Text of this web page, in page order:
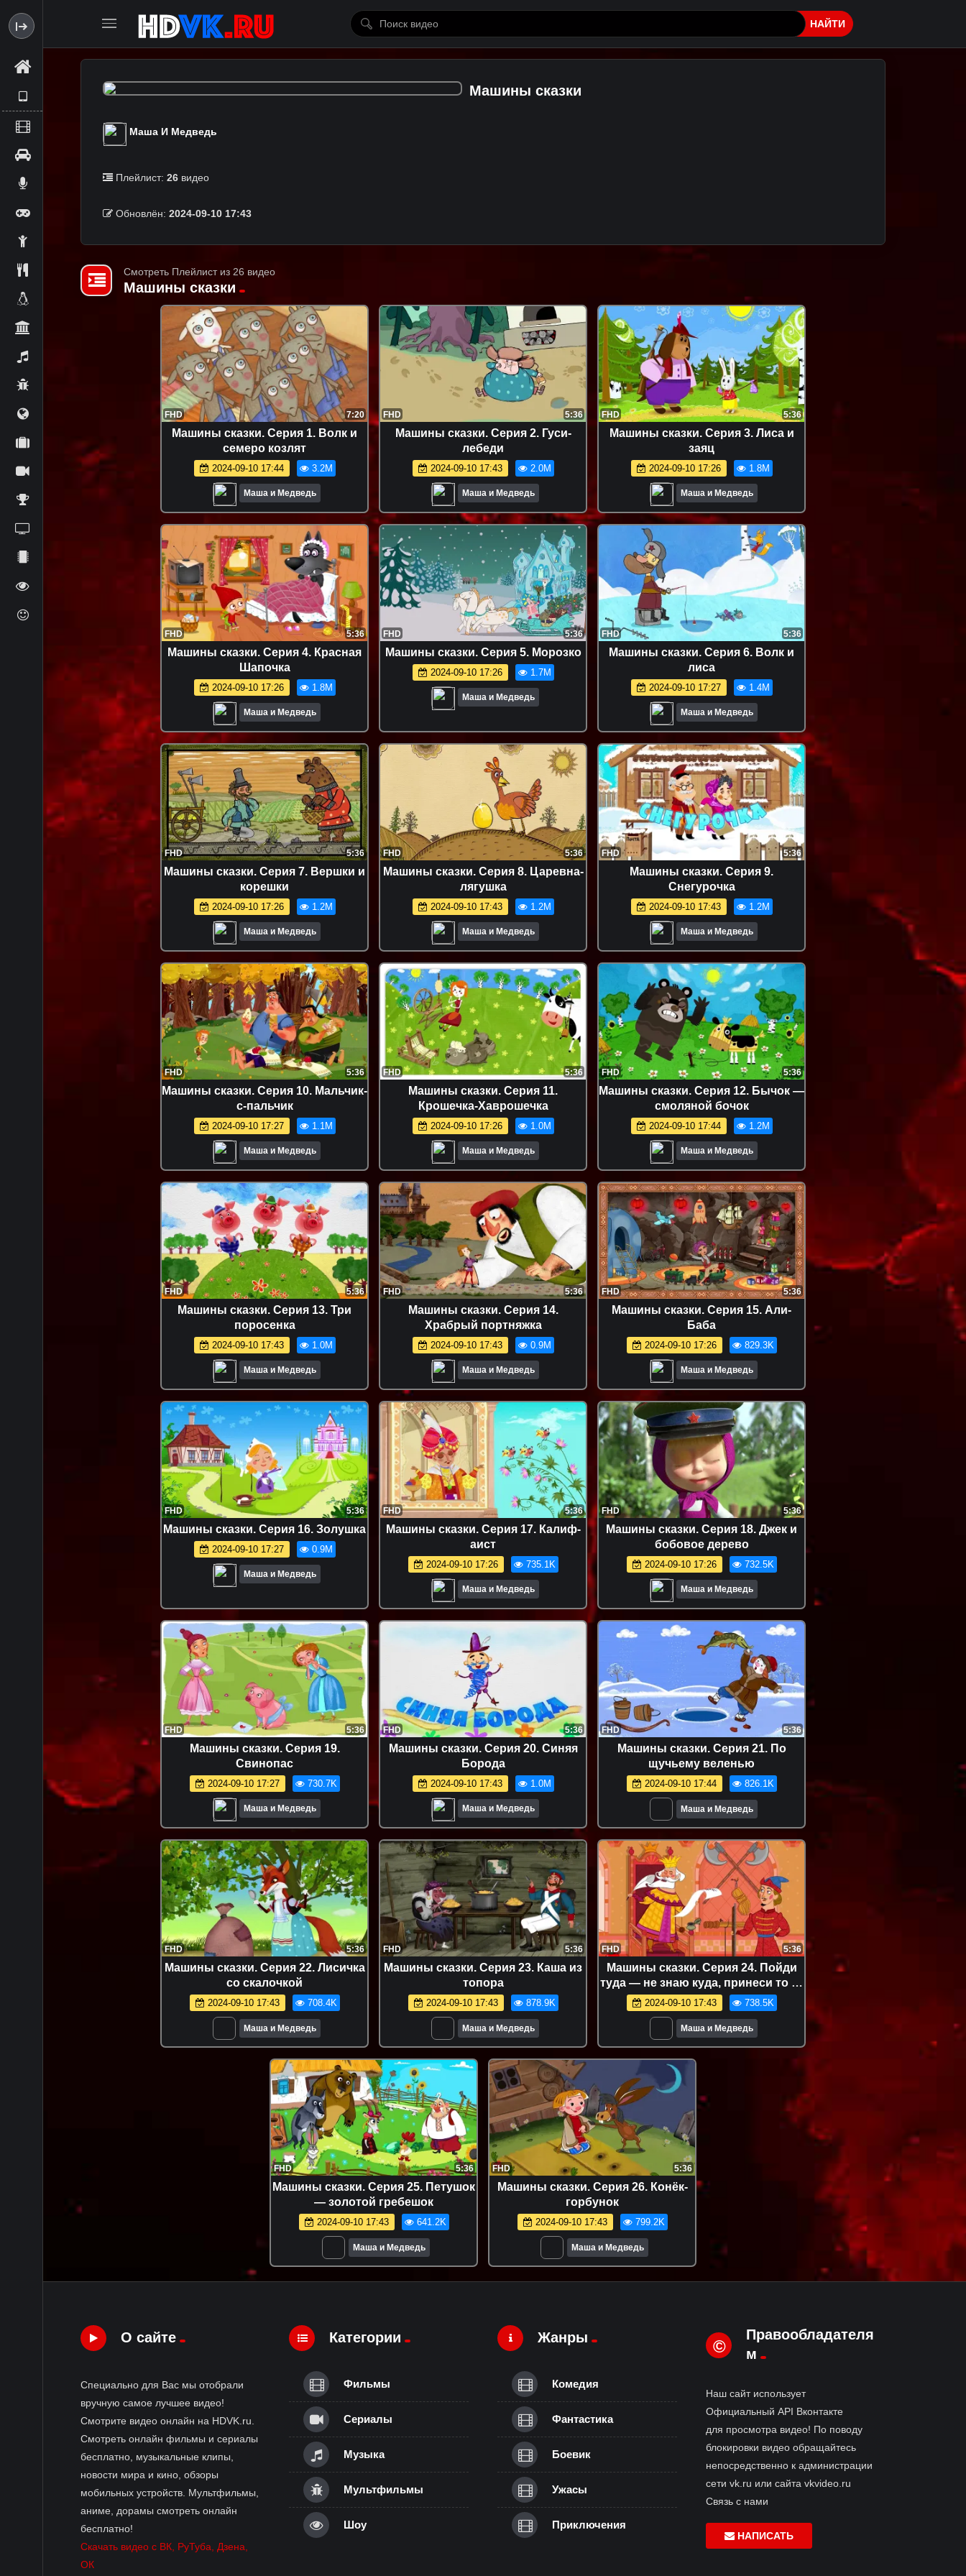
НАЙТИ
Машины сказки
Маша И Медведь
Плейлист: 26 видео
Обновлён: 2024-09-10 17:43
Смотреть Плейлист из 26 видео
Машины сказки
FHD 7:20
Машины сказки. Серия 1. Волк и
семеро козлят
2024-09-10 17:44 3.2M
Маша и Медведь
FHD 5:36
Машины сказки. Серия 2. Гуси-
лебеди
2024-09-10 17:43 2.0M
Маша и Медведь
FHD 5:36
Машины сказки. Серия 3. Лиса и
заяц
2024-09-10 17:26 1.8M
Маша и Медведь
FHD 5:36
Машины сказки. Серия 4. Красная
Шапочка
2024-09-10 17:26 1.8M
Маша и Медведь
FHD 5:36
Машины сказки. Серия 5. Морозко
2024-09-10 17:26 1.7M
Маша и Медведь
FHD 5:36
Машины сказки. Серия 6. Волк и
лиса
2024-09-10 17:27 1.4M
Маша и Медведь
FHD 5:36
Машины сказки. Серия 7. Вершки и
корешки
2024-09-10 17:26 1.2M
Маша и Медведь
FHD 5:36
Машины сказки. Серия 8. Царевна-
лягушка
2024-09-10 17:43 1.2M
Маша и Медведь
FHD 5:36
Машины сказки. Серия 9.
Снегурочка
2024-09-10 17:43 1.2M
Маша и Медведь
FHD 5:36
Машины сказки. Серия 10. Мальчик-
с-пальчик
2024-09-10 17:27 1.1M
Маша и Медведь
FHD 5:36
Машины сказки. Серия 11.
Крошечка-Хаврошечка
2024-09-10 17:26 1.0M
Маша и Медведь
FHD 5:36
Машины сказки. Серия 12. Бычок —
смоляной бочок
2024-09-10 17:44 1.2M
Маша и Медведь
FHD 5:36
Машины сказки. Серия 13. Три
поросенка
2024-09-10 17:43 1.0M
Маша и Медведь
FHD 5:36
Машины сказки. Серия 14.
Храбрый портняжка
2024-09-10 17:43 0.9M
Маша и Медведь
FHD 5:36
Машины сказки. Серия 15. Али-
Баба
2024-09-10 17:26 829.3K
Маша и Медведь
FHD 5:36
Машины сказки. Серия 16. Золушка
2024-09-10 17:27 0.9M
Маша и Медведь
FHD 5:36
Машины сказки. Серия 17. Калиф-
аист
2024-09-10 17:26 735.1K
Маша и Медведь
FHD 5:36
Машины сказки. Серия 18. Джек и
бобовое дерево
2024-09-10 17:26 732.5K
Маша и Медведь
FHD 5:36
Машины сказки. Серия 19.
Свинопас
2024-09-10 17:27 730.7K
Маша и Медведь
FHD 5:36
Машины сказки. Серия 20. Синяя
Борода
2024-09-10 17:43 1.0M
Маша и Медведь
FHD 5:36
Машины сказки. Серия 21. По
щучьему веленью
2024-09-10 17:44 826.1K
Маша и Медведь
FHD 5:36
Машины сказки. Серия 22. Лисичка
со скалочкой
2024-09-10 17:43 708.4K
Маша и Медведь
FHD 5:36
Машины сказки. Серия 23. Каша из
топора
2024-09-10 17:43 878.9K
Маша и Медведь
FHD 5:36
Машины сказки. Серия 24. Пойди
туда — не знаю куда, принеси то —
не знаю что
2024-09-10 17:43 738.5K
Маша и Медведь
FHD 5:36
Машины сказки. Серия 25. Петушок
— золотой гребешок
2024-09-10 17:43 641.2K
Маша и Медведь
FHD 5:36
Машины сказки. Серия 26. Конёк-
горбунок
2024-09-10 17:43 799.2K
Маша и Медведь
О сайте
Специально для Вас мы отобрали
вручную самое лучшее видео!
Смотрите видео онлайн на HDVK.ru.
Смотреть онлайн фильмы и сериалы
бесплатно, музыкальные клипы,
новости мира и кино, обзоры
мобильных устройств. Мультфильмы,
аниме, дорамы смотреть онлайн
бесплатно!
Скачать видео с ВК, РуТуба, Дзена,
ОК
Категории
Фильмы
Сериалы
Музыка
Мультфильмы
Шоу
Жанры
Комедия
Фантастика
Боевик
Ужасы
Приключения
©
Правообладателя
м
Наш сайт использует
Официальный API Вконтакте
для просмотра видео! По поводу
блокировки видео обращайтесь
непосредственно к администрации
сети vk.ru или сайта vkvideo.ru
Связь с нами
НАПИСАТЬ